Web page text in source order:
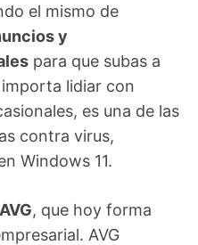
el mismo de
y
para que subas a
lidiar con
es una de las
contra virus,
Windows 11.
AVG, que hoy forma
AVG